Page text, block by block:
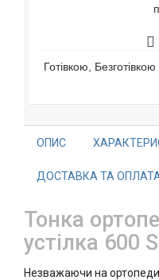
Готівкою,
ОПИС
ДОСТАВКА ТА
Тонка
устілка 600
Незважаючи на